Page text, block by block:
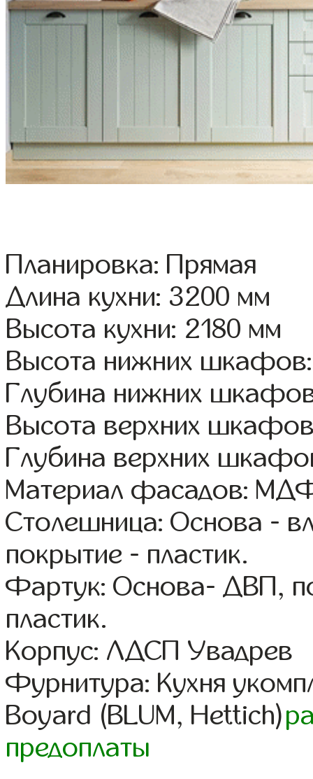
Планировка: Прямая
Длина кухни: 3200 мм
Высота кухни: 2180 мм
Высота нижних
Глубина нижних
Высота верхних
Глубина верхних
Материал фасадов:
Столешница: Основа -
покрытие - пластик.
Фартук: Основа- ДВП,
пластик.
Корпус: ЛДСП Увадрев
Фурнитура: Кухня
Boyard (BLUM, Hettich)
предоплаты